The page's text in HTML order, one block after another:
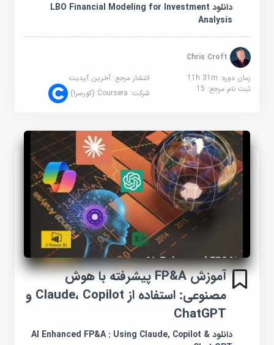
دانلود LBO Financial Modeling for Investment
Analysis
Chris Croft
زمان دوره: 11h 31m
انتشار مرجع:آخرین آپدیت
ثبت نام مرجع:15 شرکت:Coursera (کورسرا)
آموزش FP&A پیشرفته با هوش
مصنوعی: استفاده از Claude، Copilot و
ChatGPT
دانلود AI Enhanced FP&A : Using Claude, Copilot &